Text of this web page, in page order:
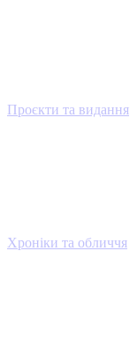
Проєкти та видання
Хроніки та обличчя